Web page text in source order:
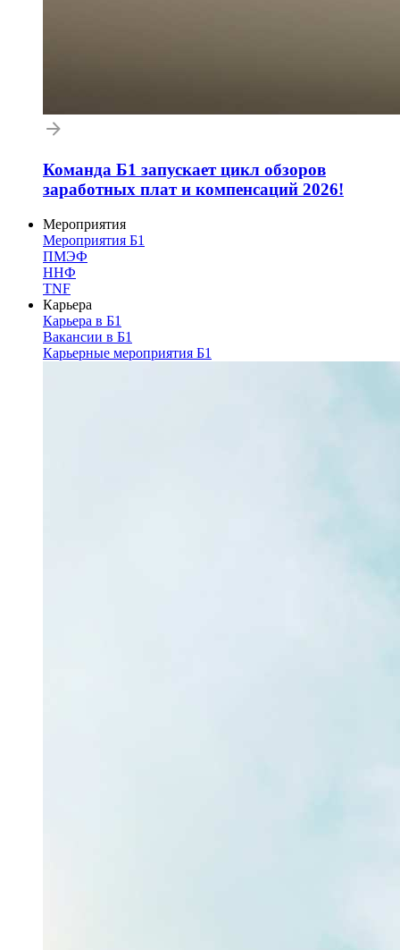
Команда Б1 запускает цикл обзоров
заработных плат и компенсаций 2026!
Мероприятия
Мероприятия Б1
ПМЭФ
ННФ
TNF
Карьера
Карьера в Б1
Вакансии в Б1
Карьерные мероприятия Б1